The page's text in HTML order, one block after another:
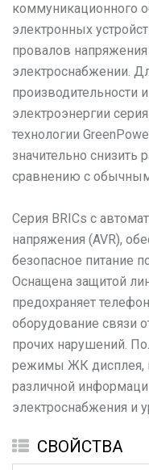
коммуникационного
электронных
провалов
электроснабжении.
производительности
электроэнергии
технологии
значительно снизить
сравнению с
Серия BRICs с
напряжения (AVR),
безопасное питание
Оснащена защитой
предохраняет
оборудование связи
прочих нарушений.
режимы ЖК дисплея,
различной
электроснабжения и
СВОЙСТВА